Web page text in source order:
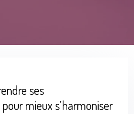
ses
mieux s’harmoniser